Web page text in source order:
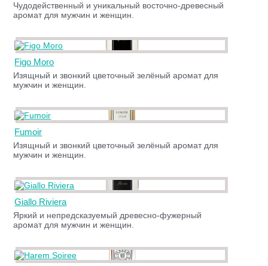
Чудодейственный и уникальный восточно-древесный
аромат для мужчин и женщин.
Figo Moro
Изящный и звонкий цветочный зелёный аромат для
мужчин и женщин.
Fumoir
Изящный и звонкий цветочный зелёный аромат для
мужчин и женщин.
Giallo Riviera
Яркий и непредсказуемый древесно-фужерный
аромат для мужчин и женщин.